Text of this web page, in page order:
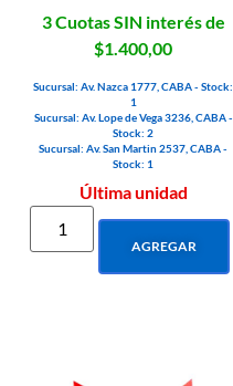
3 Cuotas SIN interés de
$1.400,00
Sucursal: Av. Nazca 1777, CABA - Stock:
1
Sucursal: Av. Lope de Vega 3236, CABA -
Stock: 2
Sucursal: Av. San Martin 2537, CABA -
Stock: 1
Última unidad
AGREGAR